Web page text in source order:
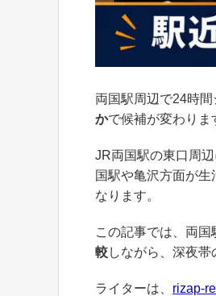
両国駅周辺で24時間
かで候補が変わりま
JR両国駅の東口周
国駅や亀沢方面が
なります。
この記事では、両国
較しながら、深夜帯
ライターは、 rizap-